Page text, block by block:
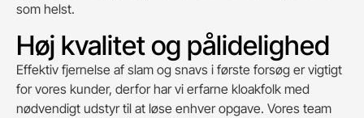
som helst.
Høj kvalitet og pålidelighed
Effektiv fjernelse af slam og snavs i første forsøg er vigtigt
for vores kunder, derfor har vi erfarne kloakfolk med
nødvendigt udstyr til at løse enhver opgave. Vores team